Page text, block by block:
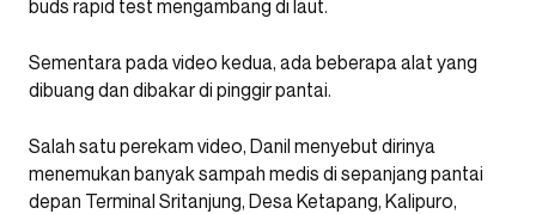
buds rapid test mengambang di laut.
Sementara pada video kedua, ada beberapa alat yang
dibuang dan dibakar di pinggir pantai.
Salah satu perekam video, Danil menyebut dirinya
menemukan banyak sampah medis di sepanjang pantai
depan Terminal Sritanjung, Desa Ketapang, Kalipuro,